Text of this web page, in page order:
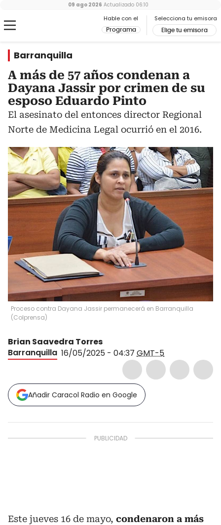
Hable con el
Programa
Selecciona tu emisora
Elige tu emisora
09 ago 2026 Actualizado 06:10
Barranquilla
A más de 57 años condenan a
Dayana Jassir por crimen de su
esposo Eduardo Pinto
El asesinato del entonces director Regional
Norte de Medicina Legal ocurrió en el 2016.
Proceso contra Dayana Jassir permanecerá en Barranquilla
(Colprensa)
Brian Saavedra Torres
Barranquilla 16/05/2025 - 04:37 GMT-5
Añadir Caracol Radio en Google
Este jueves 16 de mayo, condenaron a más